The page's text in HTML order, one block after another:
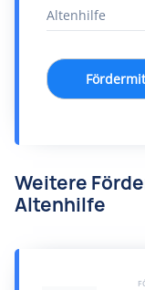
Weitere
Altenhilfe